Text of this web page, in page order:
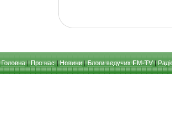
Головна|Про нас|Новини|Блоги ведучих FM-TV|